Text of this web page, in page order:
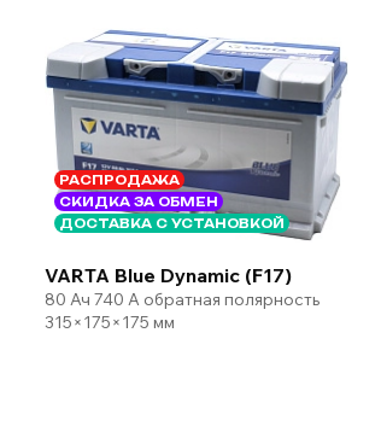
РАСПРОДАЖА
СКИДКА ЗА ОБМЕН
ДОСТАВКА С УСТАНОВКОЙ
VARTA Blue Dynamic (F17)
80 Ач 740 А обратная полярность
315×175×175 мм